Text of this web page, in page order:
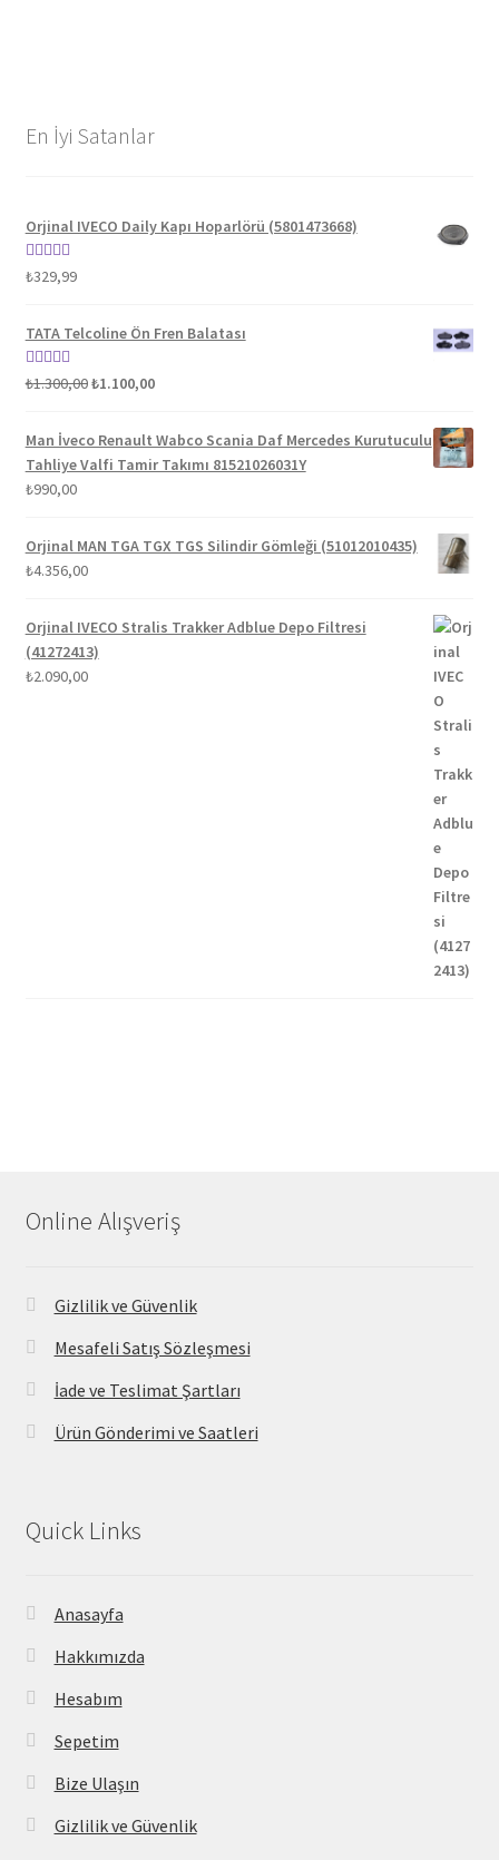
En İyi Satanlar
Orjinal IVECO Daily Kapı Hoparlörü (5801473668)
5 üzerinden
₺329,99
TATA Telcoline Ön Fren Balatası
5 üzerinden
₺1.300,00Orijinal
₺1.300,00.
₺1.100,00Şu
fiyat:
₺1.100,00.
Man İveco Renault Wabco Scania Daf Mercedes Kurutuculu
Tahliye Valfi Tamir Takımı 81521026031Y
₺990,00
Orjinal MAN TGA TGX TGS Silindir Gömleği (51012010435)
₺4.356,00
Orjinal IVECO Stralis Trakker Adblue Depo Filtresi
(41272413)
₺2.090,00
Online Alışveriş
Gizlilik ve Güvenlik
Mesafeli Satış Sözleşmesi
İade ve Teslimat Şartları
Ürün Gönderimi ve Saatleri
Quick Links
Anasayfa
Hakkımızda
Hesabım
Sepetim
Bize Ulaşın
Gizlilik ve Güvenlik